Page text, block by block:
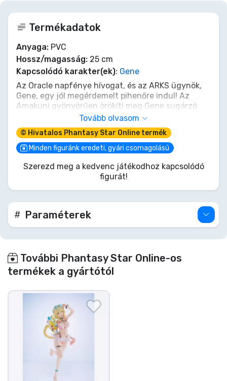
Termékadatok
Anyaga: PVC
Hossz/magasság: 25 cm
Kapcsolódó karakter(ek): Gene
Az Oracle napfénye hívogat, és az ARKS ügynök,
Gene, egy jól megérdemelt pihenőre indul! Az
Amakuni gyönyörűen örökíti meg Gene sugárzó
energiáját Nyári Vakáció öltözékében. Ez a
lenyűgöző, 1/7 méretarányú, 25 cm-es újrakiadás
egy tökéletes tengerparti nap vibráló örömét
hozza el gyűjteményedbe. Hagyd, hogy Gene
ragályos mosolya és dinamikus póza feldobja a
polcodat, amint R&R szolgálatra jelentkezik!
Biztosítsd be ezt a Phantasy Star Online 2
Tovább olvasom
© Hivatalos Phantasy Star Online termék
Minden figuránk eredeti, gyári csomagolású
Szerezd meg a kedvenc játékodhoz kapcsolódó
figurát!
Paraméterek
További Phantasy Star Online-os
termékek a gyártótól